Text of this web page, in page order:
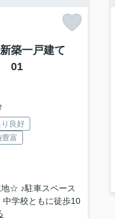
築一戸建て
01
良好
豊富
☆ ♪駐車スペース
中学校ともに徒歩10